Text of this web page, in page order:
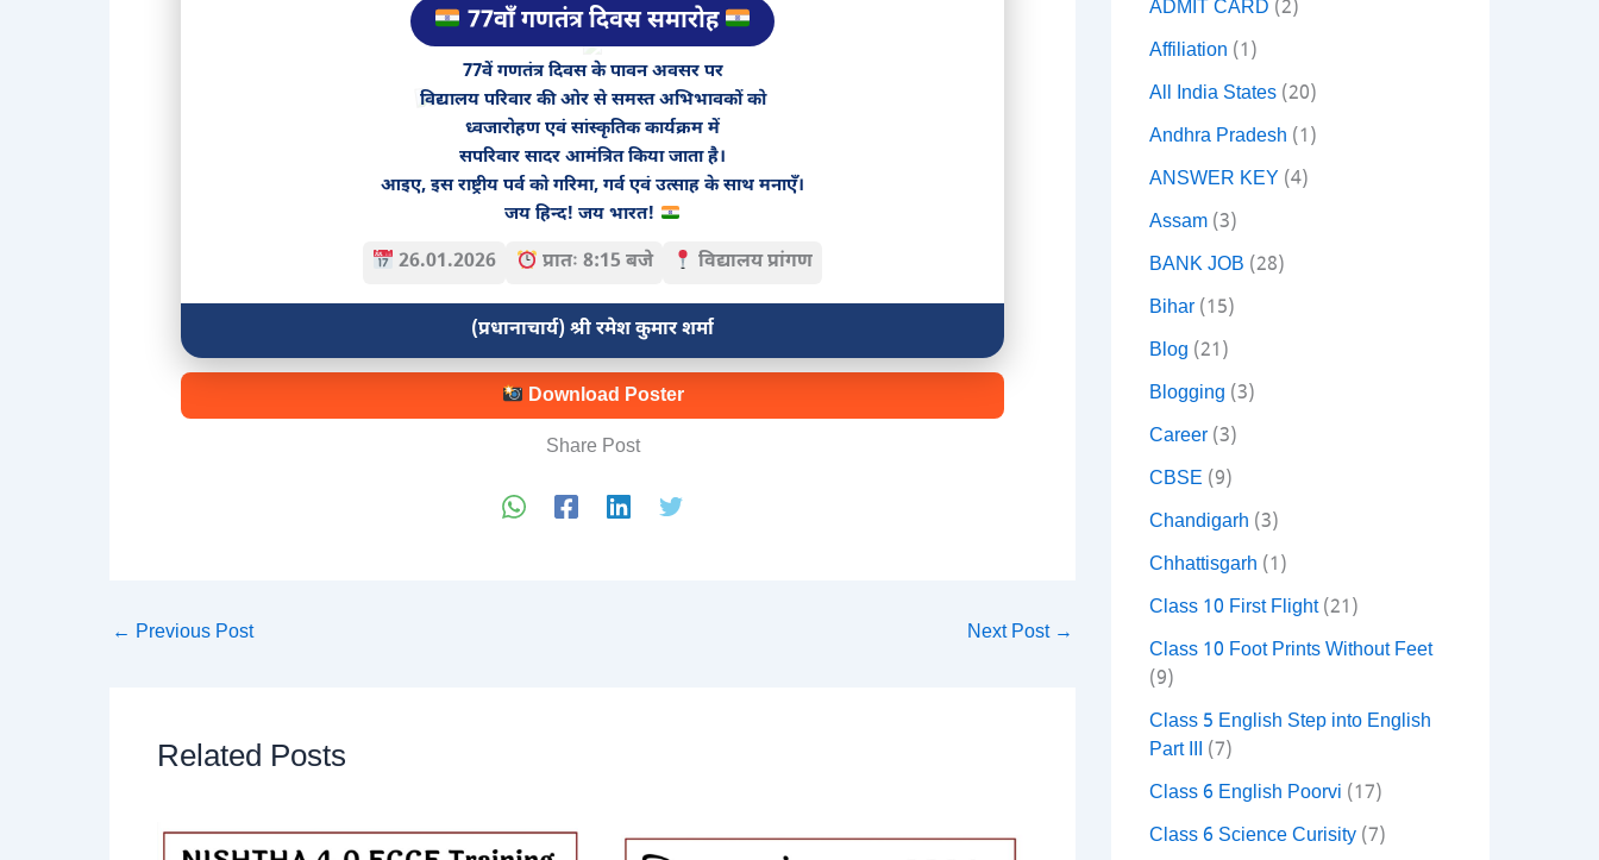
77वाँ गणतंत्र दिवस समारोह
77वें गणतंत्र दिवस के पावन अवसर पर
विद्यालय परिवार की ओर से समस्त अभिभावकों को
ध्वजारोहण एवं सांस्कृतिक कार्यक्रम में
सपरिवार सादर आमंत्रित किया जाता है।
आइए, इस राष्ट्रीय पर्व को गरिमा, गर्व एवं उत्साह के साथ मनाएँ।
जय हिन्द! जय भारत!
26.01.2026 प्रातः 8:15 बजे विद्यालय प्रांगण
(प्रधानाचार्य) श्री रमेश कुमार शर्मा
Download Poster
Share Post
← Previous Post Next Post →
Related Posts
ADMIT CARD (2)
Affiliation (1)
All India States (20)
Andhra Pradesh (1)
ANSWER KEY (4)
Assam (3)
BANK JOB (28)
Bihar (15)
Blog (21)
Blogging (3)
Career (3)
CBSE (9)
Chandigarh (3)
Chhattisgarh (1)
Class 10 First Flight(21)
Class 10 Foot Prints Without Feet
(9)
Class 5 English Step into English
Part III (7)
Class 6 English Poorvi (17)
Class 6 Science Curisity (7)